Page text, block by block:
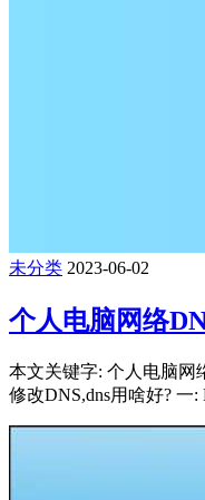
未分类 2023-06-02
个人电脑网络
本文关键字: 个人电脑网
修改DNS,dns用啥好? 一: